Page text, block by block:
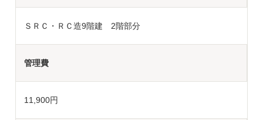
ＳＲＣ・ＲＣ造9階建 2階部分
管理費
11,900円